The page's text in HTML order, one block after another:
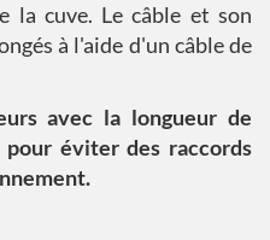
la cuve. Le câble et son
à l'aide d'un câble de
avec la longueur de
éviter des raccords